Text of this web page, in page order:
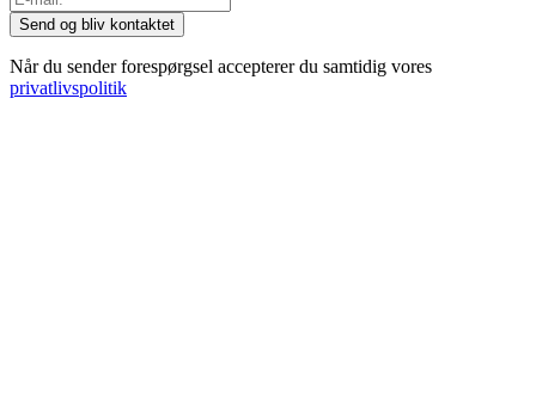
Når du sender forespørgsel accepterer du samtidig vores
privatlivspolitik